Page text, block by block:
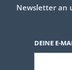
Newsletter an
DEINE E-